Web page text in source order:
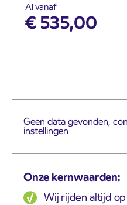
Al vanaf
€ 535,00
Geen data gevonden,
instellingen
Onze kernwaarden:
Wij rijden altijd